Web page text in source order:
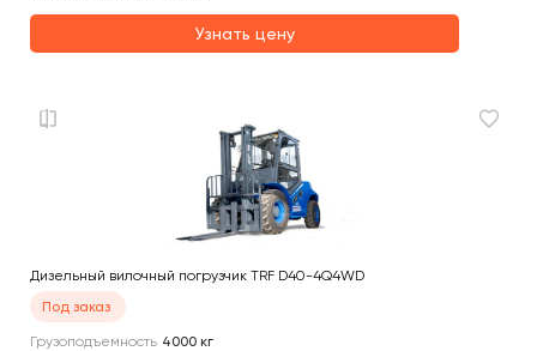
Узнать цену
Дизельный вилочный погрузчик TRF D40-4Q4WD
Под заказ
Грузоподъемность 4000 кг